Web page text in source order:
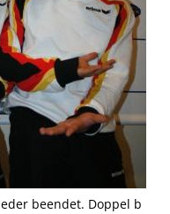
beendet. Doppel b